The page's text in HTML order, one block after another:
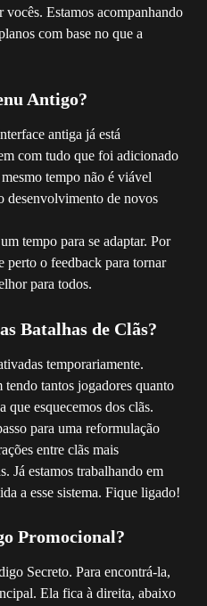
Estamos acompanhando
com base no que a
Antigo?
antiga já está
com tudo que foi adicionado
tempo não é viável
desenvolvimento de novos
tempo para se adaptar. Por
perto o feedback para tornar
para todos.
Batalhas de Clãs?
temporariamente.
tendo tantos jogadores quanto
que esquecemos dos clãs.
para uma reformulação
entre clãs mais
Já estamos trabalhando em
a esse sistema. Fique ligado!
Promocional?
Secreto. Para encontrá-la,
Ela fica à direita, abaixo